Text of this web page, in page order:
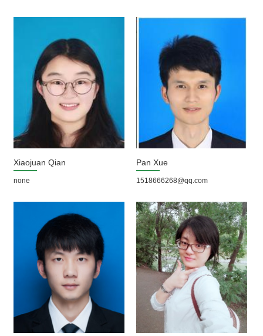
Xiaojuan Qian
none
Pan Xue
1518666268@qq.com